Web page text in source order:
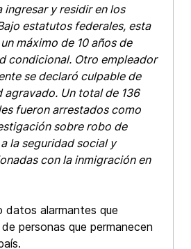
ingresar y residir en los
estatutos federales, esta
máximo de 10 años de
condicional. Otro empleador
se declaró culpable de
Un total de 136
fueron arrestados como
sobre robo de
la seguridad social y
con la inmigración en
datos alarmantes que
personas que permanecen